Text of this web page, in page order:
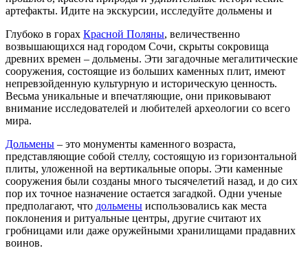
артефакты. Идите на экскурсии, исследуйте дольмены и
Глубоко в горах Красной Поляны, величественно
возвышающихся над городом Сочи, скрыты сокровища
древних времен – дольмены. Эти загадочные мегалитические
сооружения, состоящие из больших каменных плит, имеют
непревзойденную культурную и историческую ценность.
Весьма уникальные и впечатляющие, они приковывают
внимание исследователей и любителей археологии со всего
мира.
Дольмены – это монументы каменного возраста,
представляющие собой стеллу, состоящую из горизонтальной
плиты, уложенной на вертикальные опоры. Эти каменные
сооружения были созданы много тысячелетий назад, и до сих
пор их точное назначение остается загадкой. Одни ученые
предполагают, что дольмены использовались как места
поклонения и ритуальные центры, другие считают их
гробницами или даже оружейными хранилищами прадавних
воинов.